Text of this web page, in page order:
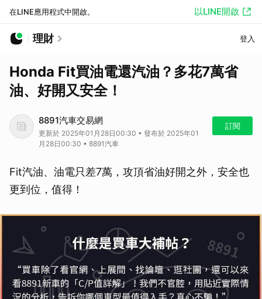
在LINE應用程式中開啟。 以LINE開啟
理財 登入
Honda Fit買油電還汽油？多花7萬省
油、好開又安全！
8891汽車交易網
更新於 2025年01月28日00:30 • 發布於 2025年01
月28日00:30 • 8891汽車
訂閱
Fit汽油、油電只差7萬，攻頂省油好開之外，安全也
更到位，值得！